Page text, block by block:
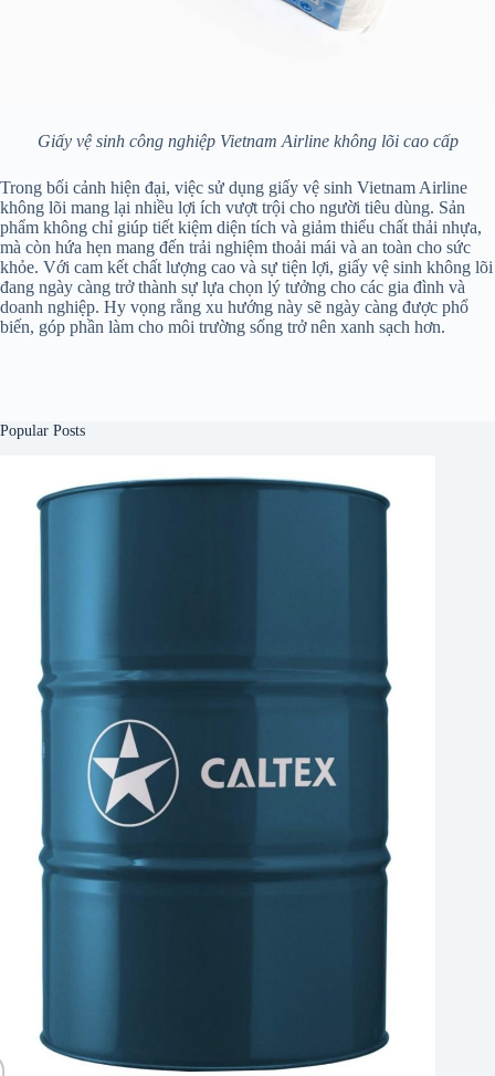
Giấy vệ sinh công nghiệp Vietnam Airline không lõi cao cấp
Trong bối cảnh hiện đại, việc sử dụng giấy vệ sinh Vietnam Airline
không lõi mang lại nhiều lợi ích vượt trội cho người tiêu dùng. Sản
phẩm không chỉ giúp tiết kiệm diện tích và giảm thiểu chất thải nhựa,
mà còn hứa hẹn mang đến trải nghiệm thoải mái và an toàn cho sức
khỏe. Với cam kết chất lượng cao và sự tiện lợi, giấy vệ sinh không lõi
đang ngày càng trở thành sự lựa chọn lý tưởng cho các gia đình và
doanh nghiệp. Hy vọng rằng xu hướng này sẽ ngày càng được phổ
biến, góp phần làm cho môi trường sống trở nên xanh sạch hơn.
Popular Posts